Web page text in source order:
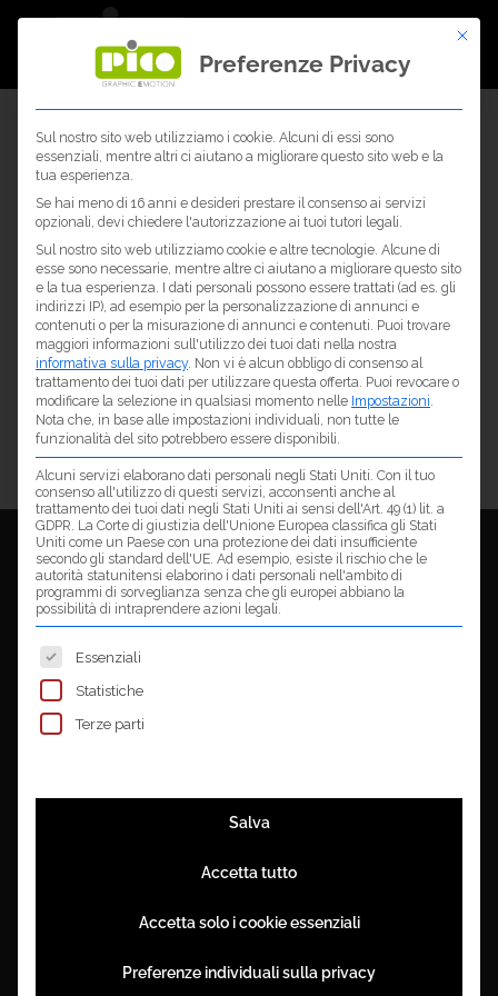
© Copyright MULTIGRAFICA SRL - p.iva 01892310358 powered byCEMA
NEXT Agenzia di Comunicazione
Privacy & Cookies
Preferenze Privacy
Sul nostro sito web utilizziamo i cookie. Alcuni di essi sono
essenziali, mentre altri ci aiutano a migliorare questo sito web e la
tua esperienza.
Se hai meno di 16 anni e desideri prestare il consenso ai servizi
opzionali, devi chiedere l'autorizzazione ai tuoi tutori legali.
Sul nostro sito web utilizziamo cookie e altre tecnologie. Alcune di
esse sono necessarie, mentre altre ci aiutano a migliorare questo sito
e la tua esperienza. I dati personali possono essere trattati (ad es. gli
indirizzi IP), ad esempio per la personalizzazione di annunci e
contenuti o per la misurazione di annunci e contenuti. Puoi trovare
maggiori informazioni sull'utilizzo dei tuoi dati nella nostra
informativa sulla privacy. Non vi è alcun obbligo di consenso al
trattamento dei tuoi dati per utilizzare questa offerta. Puoi revocare o
modificare la selezione in qualsiasi momento nelle Impostazioni.
Nota che, in base alle impostazioni individuali, non tutte le
funzionalità del sito potrebbero essere disponibili.
Alcuni servizi elaborano dati personali negli Stati Uniti. Con il tuo
consenso all'utilizzo di questi servizi, acconsenti anche al
trattamento dei tuoi dati negli Stati Uniti ai sensi dell'Art. 49 (1) lit. a
GDPR. La Corte di giustizia dell'Unione Europea classifica gli Stati
Uniti come un Paese con una protezione dei dati insufficiente
secondo gli standard dell'UE. Ad esempio, esiste il rischio che le
autorità statunitensi elaborino i dati personali nell'ambito di
programmi di sorveglianza senza che gli europei abbiano la
possibilità di intraprendere azioni legali.
Di seguito sono elencati i gruppi di
Essenziali
Statistiche
Terze parti
Salva
Accetta tutto
Accetta solo i cookie essenziali
Preferenze individuali sulla privacy